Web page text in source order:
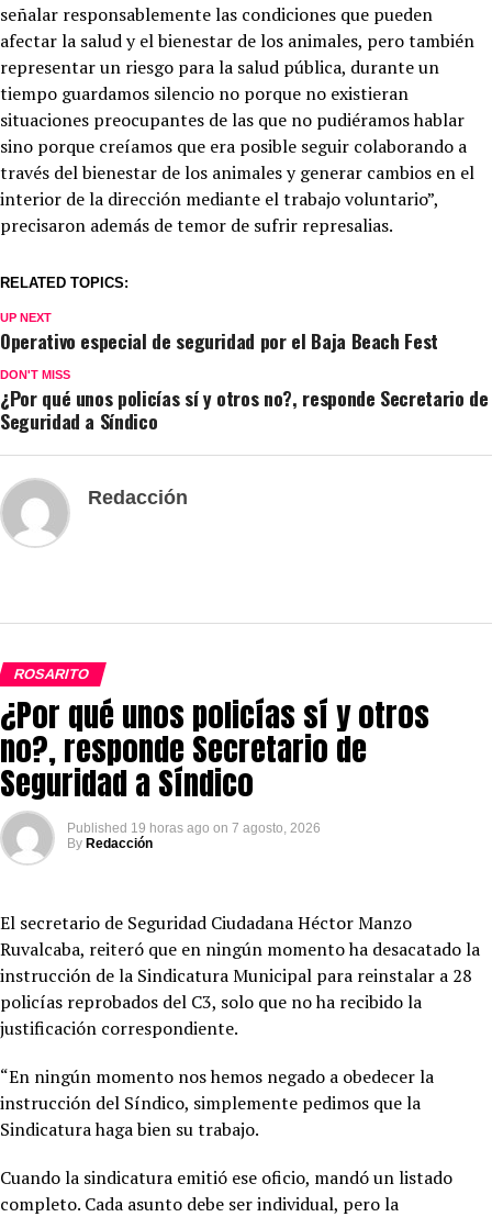
señalar responsablemente las condiciones que pueden
afectar la salud y el bienestar de los animales, pero también
representar un riesgo para la salud pública, durante un
tiempo guardamos silencio no porque no existieran
situaciones preocupantes de las que no pudiéramos hablar
sino porque creíamos que era posible seguir colaborando a
través del bienestar de los animales y generar cambios en el
interior de la dirección mediante el trabajo voluntario”,
precisaron además de temor de sufrir represalias.
RELATED TOPICS:
UP NEXT
Operativo especial de seguridad por el Baja Beach Fest
DON'T MISS
¿Por qué unos policías sí y otros no?, responde Secretario de
Seguridad a Síndico
Redacción
ROSARITO
¿Por qué unos policías sí y otros
no?, responde Secretario de
Seguridad a Síndico
Published 19 horas ago on 7 agosto, 2026
By Redacción
El secretario de Seguridad Ciudadana Héctor Manzo
Ruvalcaba, reiteró que en ningún momento ha desacatado la
instrucción de la Sindicatura Municipal para reinstalar a 28
policías reprobados del C3, solo que no ha recibido la
justificación correspondiente.
“En ningún momento nos hemos negado a obedecer la
instrucción del Síndico, simplemente pedimos que la
Sindicatura haga bien su trabajo.
Cuando la sindicatura emitió ese oficio, mandó un listado
completo. Cada asunto debe ser individual, pero la